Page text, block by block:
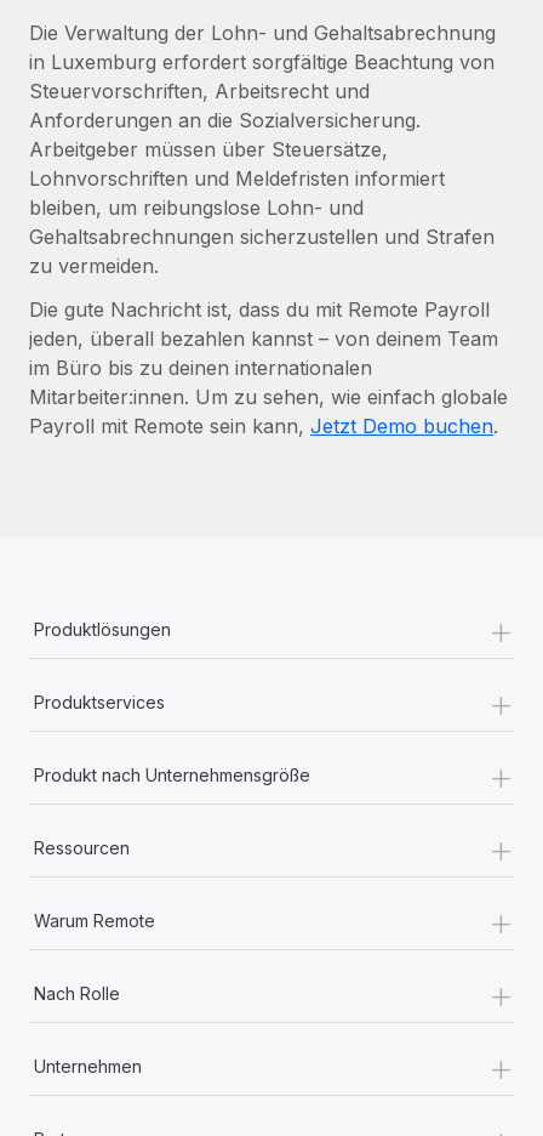
Die Verwaltung der Lohn- und Gehaltsabrechnung
in Luxemburg erfordert sorgfältige Beachtung von
Steuervorschriften, Arbeitsrecht und
Anforderungen an die Sozialversicherung.
Arbeitgeber müssen über Steuersätze,
Lohnvorschriften und Meldefristen informiert
bleiben, um reibungslose Lohn- und
Gehaltsabrechnungen sicherzustellen und Strafen
zu vermeiden.
Die gute Nachricht ist, dass du mit Remote Payroll
jeden, überall bezahlen kannst – von deinem Team
im Büro bis zu deinen internationalen
Mitarbeiter:innen. Um zu sehen, wie einfach globale
Payroll mit Remote sein kann, Jetzt Demo buchen.
Produktlösungen +
Produktservices +
Produkt nach Unternehmensgröße +
Ressourcen +
Warum Remote +
Nach Rolle +
Unternehmen +